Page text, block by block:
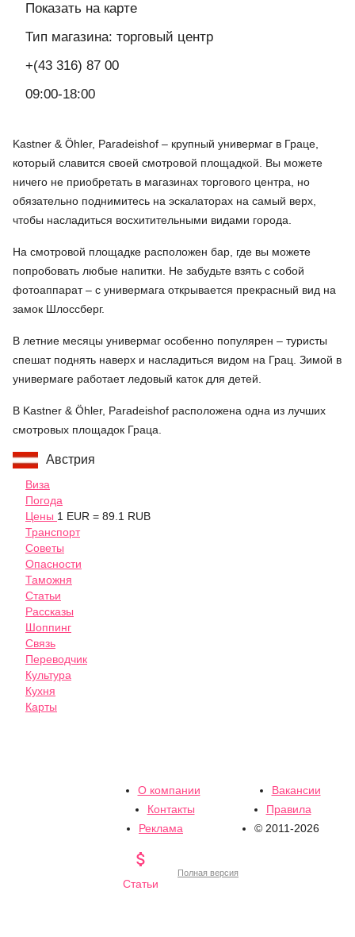
Показать на карте
Тип магазина: торговый центр
+(43 316) 87 00
09:00-18:00
Kastner & Öhler, Paradeishof – крупный универмаг в Граце,
который славится своей смотровой площадкой. Вы можете
ничего не приобретать в магазинах торгового центра, но
обязательно поднимитесь на эскалаторах на самый верх,
чтобы насладиться восхитительными видами города.
На смотровой площадке расположен бар, где вы можете
попробовать любые напитки. Не забудьте взять с собой
фотоаппарат – с универмага открывается прекрасный вид на
замок Шлоссберг.
В летние месяцы универмаг особенно популярен – туристы
спешат поднять наверх и насладиться видом на Грац. Зимой в
универмаге работает ледовый каток для детей.
В Kastner & Öhler, Paradeishof расположена одна из лучших
смотровых площадок Граца.
Австрия
Виза
Погода
Цены 1 EUR = 89.1 RUB
Транспорт
Советы
Опасности
Таможня
Статьи
Рассказы
Шоппинг
Связь
Переводчик
Культура
Кухня
Карты
О компании
Вакансии
Контакты
Правила
Реклама
© 2011-2026

Статьи
Полная версия